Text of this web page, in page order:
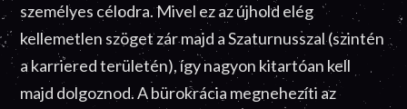
személyes célodra. Mivel ez az újhold elég
kellemetlen szöget zár majd a Szaturnusszal (szintén
a karriered területén), így nagyon kitartóan kell
majd dolgoznod. A bürokrácia megnehezíti az